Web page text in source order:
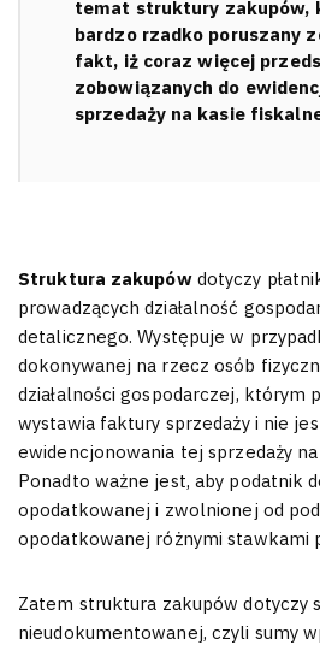
temat struktury zakupów,
bardzo rzadko poruszany
fakt, iż coraz więcej
zobowiązanych do
sprzedaży na kasie
Struktura zakupówdotyczy
prowadzących działalność
detalicznego. Występuje w
dokonywanej na rzecz osób
działalności gospodarczej, którym
wystawia faktury sprzedaży i nie
ewidencjonowania tej sprzedaży
Ponadto ważne jest, aby podatnik
opodatkowanej i zwolnionej od
opodatkowanej różnymi stawkami
Zatem struktura zakupów dotyczy
nieudokumentowanej, czyli sumy